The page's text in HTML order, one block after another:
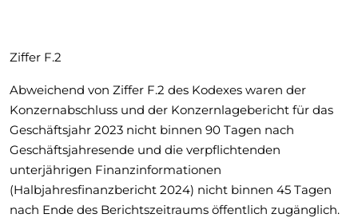
Ziffer F.2
Abweichend von Ziffer F.2 des Kodexes waren der
Konzernabschluss und der Konzernlagebericht für das
Geschäftsjahr 2023 nicht binnen 90 Tagen nach
Geschäftsjahresende und die verpflichtenden
unterjährigen Finanzinformationen
(Halbjahresfinanzbericht 2024) nicht binnen 45 Tagen
nach Ende des Berichtszeitraums öffentlich zugänglich.